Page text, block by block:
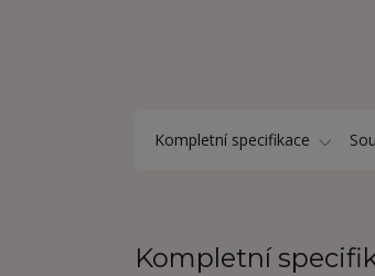
Kompletní specifikace
Kompletní